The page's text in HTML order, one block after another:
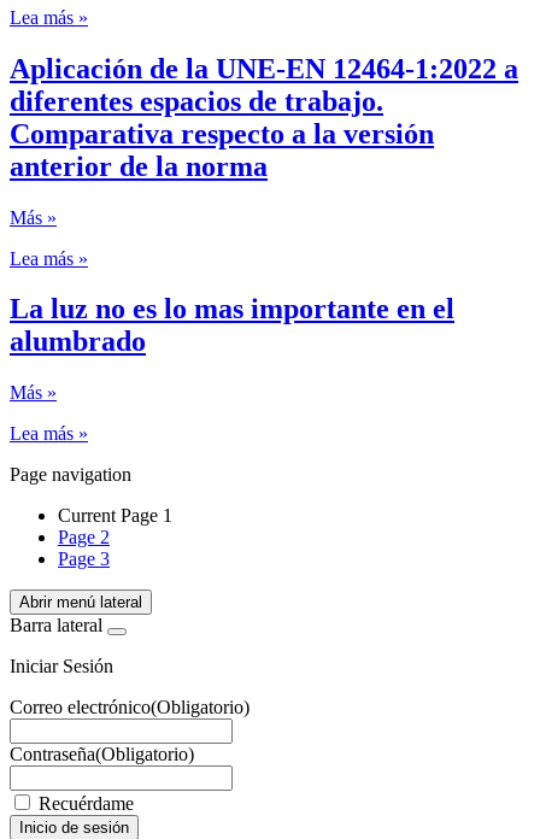
Lea más »
Aplicación de la UNE-EN 12464-1:2022 a
diferentes espacios de trabajo.
Comparativa respecto a la versión
anterior de la norma
Más »
Lea más »
La luz no es lo mas importante en el
alumbrado
Más »
Lea más »
Page navigation
Current Page 1
Page 2
Page 3
Abrir menú lateral
Barra lateral
Iniciar Sesión
Correo electrónico(Obligatorio)
Contraseña(Obligatorio)
Recuérdame